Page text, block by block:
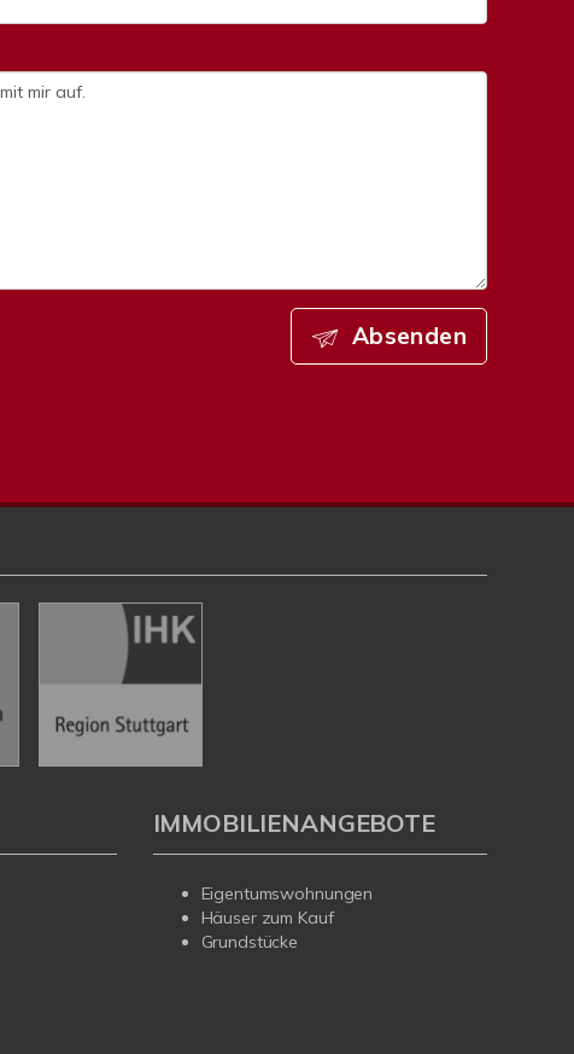
Absenden
IMMOBILIENANGEBOTE
Eigentumswohnungen
Häuser zum Kauf
Grundstücke